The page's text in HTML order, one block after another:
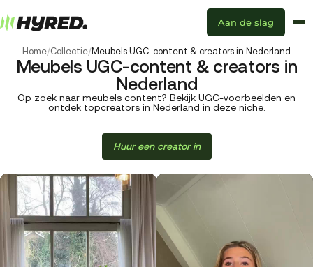
Aan de slag
Home/Collectie/Meubels UGC-content & creators in Nederland
Meubels UGC-content & creators in
Nederland
Op zoek naar meubels content? Bekijk UGC-voorbeelden en
ontdek topcreators in Nederland in deze niche.
Huur een creator in